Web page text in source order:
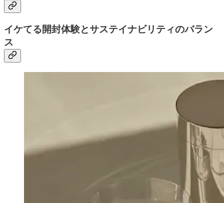
イケてる開封体験とサステイナビリティのバラン
ス